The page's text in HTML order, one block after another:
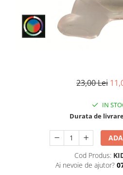
Mori electrice cereale
Accesorii mori electrice
Batoze de porumb
Motoare electrice
Scule si Unelte Electrice
23,00 Lei
IN
Durata de
Cod Produs:
Ai nevoie de ajutor?